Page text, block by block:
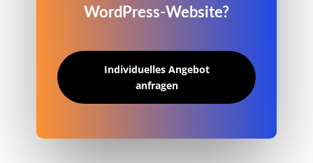
WordPress-Website?
Individuelles Angebot
anfragen